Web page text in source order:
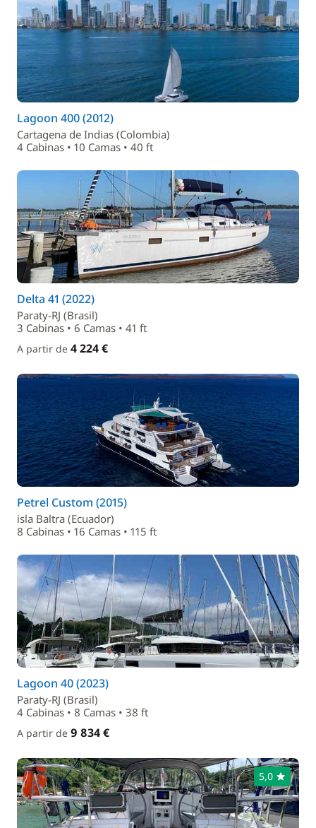
Lagoon 400 (2012)
Cartagena de Indias (Colombia)
4 Cabinas • 10 Camas • 40 ft
Delta 41 (2022)
Paraty-RJ (Brasil)
3 Cabinas • 6 Camas • 41 ft
A partir de 4 224 €
Petrel Custom (2015)
isla Baltra (Ecuador)
8 Cabinas • 16 Camas • 115 ft
Lagoon 40 (2023)
Paraty-RJ (Brasil)
4 Cabinas • 8 Camas • 38 ft
A partir de 9 834 €
5,0